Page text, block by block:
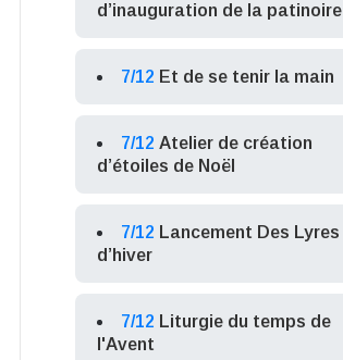
d’inauguration de la patinoire
7/12 Et de se tenir la main
7/12 Atelier de création
d’étoiles de Noël
7/12 Lancement Des Lyres
d’hiver
7/12 Liturgie du temps de
l'Avent